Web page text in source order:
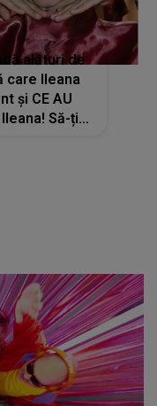
alături de
care Ileana
și CE AU
Să-ți